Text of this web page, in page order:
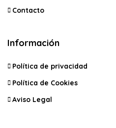
Contacto
Información
Política de privacidad
Política de Cookies
Aviso Legal